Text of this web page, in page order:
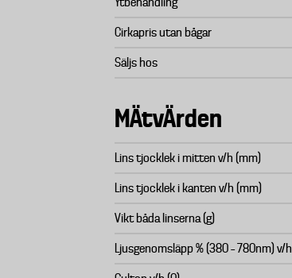
Cirkapris utan bågar
Säljs hos
MÄtvÄrden
Lins tjocklek i mitten v/h (mm)
Lins tjocklek i kanten v/h (mm)
Vikt båda linserna (g)
Ljusgenomsläpp % (380 – 780nm) v/h